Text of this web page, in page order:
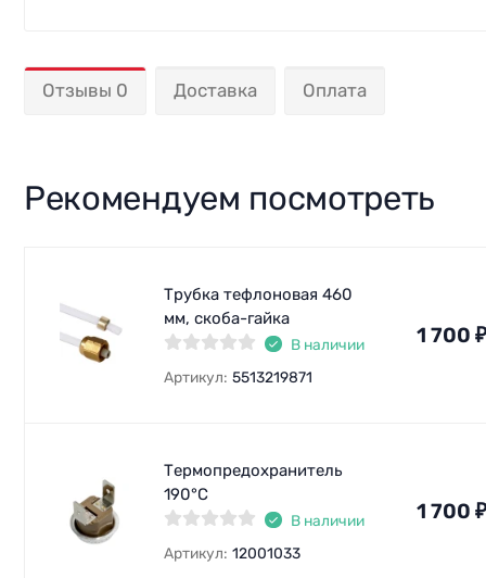
Отзывы 0 Доставка Оплата
Рекомендуем посмотреть
Трубка тефлоновая 460
мм, скоба-гайка
В наличии
Артикул: 5513219871
1 700 ₽
Термопредохранитель
190°C
В наличии
Артикул: 12001033
1 700 ₽